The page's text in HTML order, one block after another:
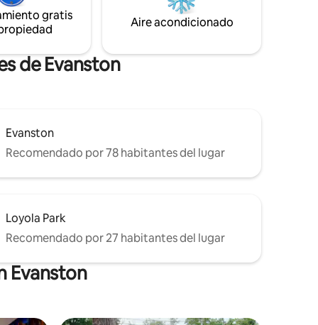
-
¡Reserva ahora y disfruta de una estadía
gratis
Aire acondicionado
de Evanston
Evanston
Recomendado por 78 habitantes del lugar
Loyola Park
Recomendado por 27 habitantes del lugar
Evanston